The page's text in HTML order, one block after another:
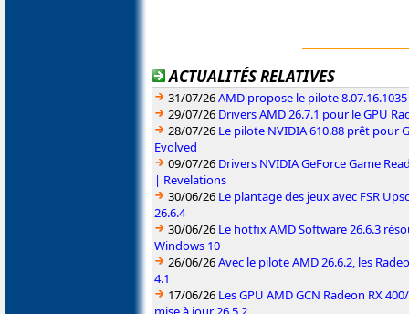
ACTUALITÉS RELATIVES
31/07/26AMD propose le pilote
29/07/26 Drivers AMD 26.7.1 pour le GPU
28/07/26 Le pilote NVIDIA 610.88 prêt pour
Evolved
09/07/26 Drivers NVIDIA GeForce Game
| Revelations
30/06/26 Le plantage des jeux avec FSR
26.6.4
30/06/26 Le hotfix AMD Software 26.6.3
Windows 10
26/06/26Avec le pilote AMD 26.6.2, les
4.1
17/06/26 Les GPU AMD GCN Radeon RX